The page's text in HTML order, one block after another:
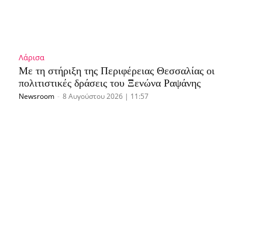
Λάρισα
Με τη στήριξη της Περιφέρειας Θεσσαλίας οι
πολιτιστικές δράσεις του Ξενώνα Ραψάνης
Newsroom - 8 Αυγούστου 2026 | 11:57